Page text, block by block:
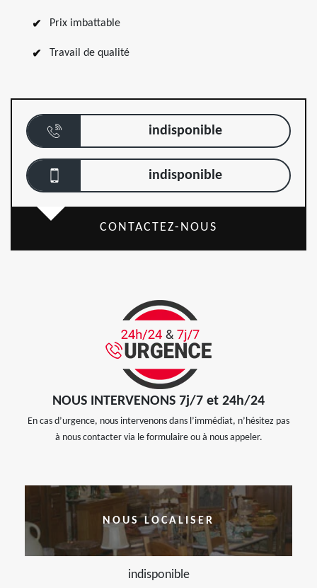
Prix imbattable
Travail de qualité
indisponible
indisponible
CONTACTEZ-NOUS
NOUS INTERVENONS 7j/7 et 24h/24
En cas d’urgence, nous intervenons dans l’immédiat, n’hésitez pas
à nous contacter via le formulaire ou à nous appeler.
NOUS LOCALISER
indisponible